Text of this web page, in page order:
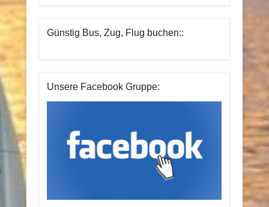
Günstig Bus, Zug, Flug buchen::
Unsere Facebook Gruppe: